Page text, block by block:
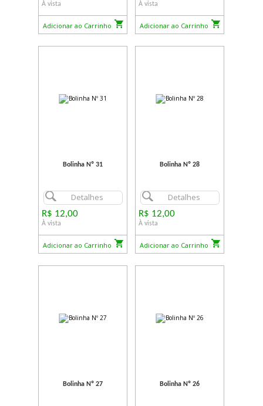
À vista
Adicionar ao Carrinho
À vista
Adicionar ao Carrinho
Bolinha Nº 31
Detalhes
R$ 12,00
À vista
Adicionar ao Carrinho
Bolinha Nº 28
Detalhes
R$ 12,00
À vista
Adicionar ao Carrinho
Bolinha Nº 27 Bolinha Nº 26